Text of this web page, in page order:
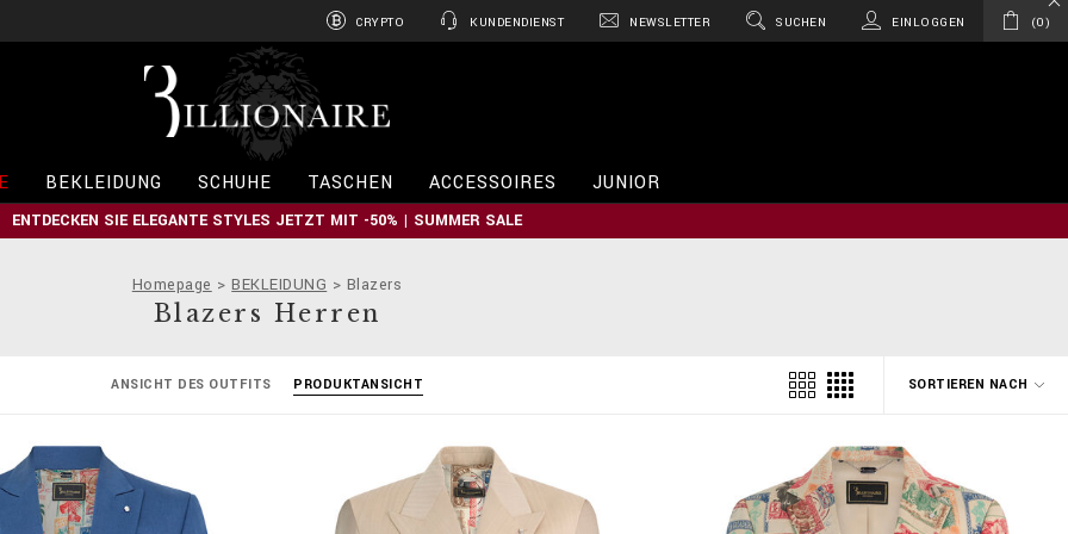
CRYPTO KUNDENDIENST NEWSLETTER SUCHEN EINLOGGEN 0
l
o
n
a
e
BEKLEIDUNG SCHUHE TASCHEN ACCESSOIRES JUNIOR
ENTDECKEN SIE ELEGANTE STYLES JETZT MIT -50% | SUMMER SALE
Homepage BEKLEIDUNG Blazers
Blazers Herren
SORTIEREN NACH
ANSICHT DES OUTFITS PRODUKTANSICHT